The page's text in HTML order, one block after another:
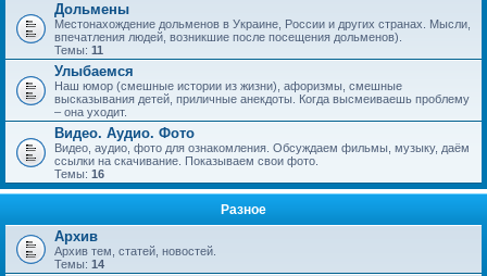
Дольмены
Местонахождение дольменов в Украине, России и других странах. Мысли,
впечатления людей, возникшие после посещения дольменов).
Темы: 11
Улыбаемся
Наш юмор (смешные истории из жизни), афоризмы, смешные
высказывания детей, приличные анекдоты. Когда высмеиваешь проблему
– она уходит.
Видео. Аудио. Фото
Видео, аудио, фото для ознакомления. Обсуждаем фильмы, музыку, даём
ссылки на скачивание. Показываем свои фото.
Темы: 16
Разное
Архив
Архив тем, статей, новостей.
Темы: 14